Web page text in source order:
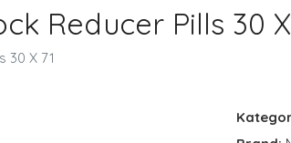
Reducer Pills 30 X
30 X 71